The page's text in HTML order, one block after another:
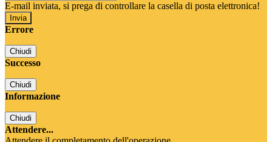
E-mail inviata, si prega di controllare la casella di posta elettronica!
Errore
Chiudi
Successo
Chiudi
Informazione
Chiudi
Attendere...